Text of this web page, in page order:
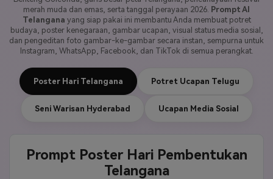
merah muda dan emas, serta tanggal perayaan 2026. Prompt AI
Telangana yang siap pakai ini membantu Anda membuat potret
budaya, poster kenegaraan, gambar ucapan, visual status media sosial,
dan pengeditan foto gambar-ke-gambar secara instan, sempurna untuk
Instagram, WhatsApp, Facebook, dan TikTok di semua perangkat.
Poster Hari Telangana Potret Ucapan Telugu
Seni Warisan Hyderabad Ucapan Media Sosial
Prompt Poster Hari Pembentukan
Telangana